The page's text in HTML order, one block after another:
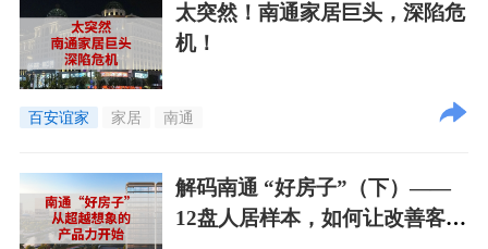
太突然！南通家居巨头，深陷危
机！
百安谊家 家居 南通
解码南通 “好房子”（下）——
12盘人居样本，如何让改善客群